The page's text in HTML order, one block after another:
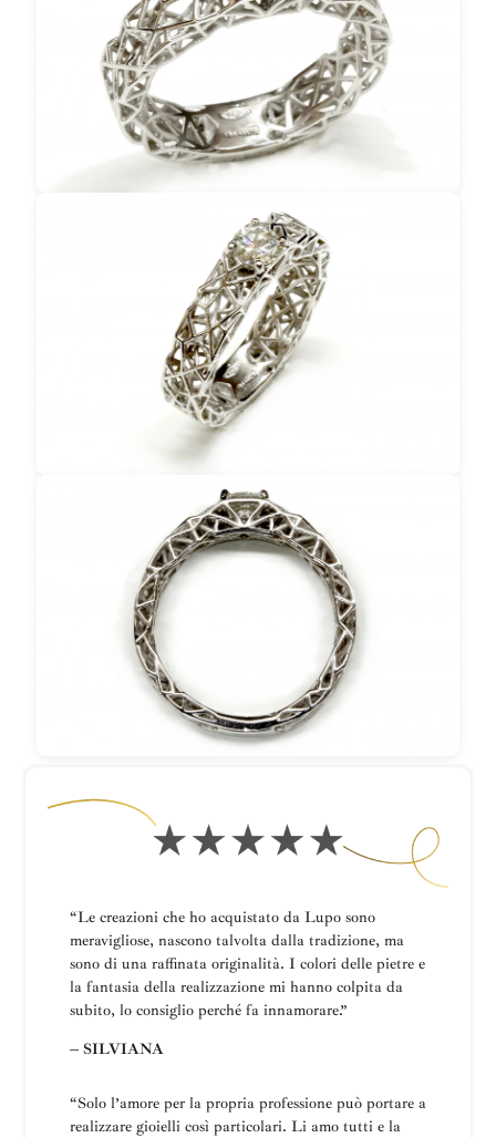
“Le creazioni che ho acquistato da Lupo sono
meravigliose, nascono talvolta dalla tradizione, ma
sono di una raffinata originalità. I colori delle pietre e
la fantasia della realizzazione mi hanno colpita da
subito, lo consiglio perché fa innamorare.”
– SILVIANA
“Solo l’amore per la propria professione può portare a
realizzare gioielli così particolari. Li amo tutti e la